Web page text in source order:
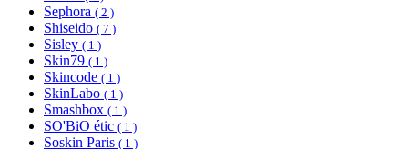
Sephora ( 2 )
Shiseido ( 7 )
Sisley ( 1 )
Skin79 ( 1 )
Skincode ( 1 )
SkinLabo ( 1 )
Smashbox ( 1 )
SO'BiO étic ( 1 )
Soskin Paris ( 1 )